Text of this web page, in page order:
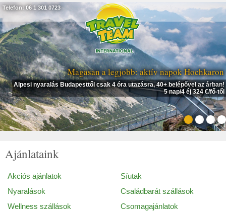
Magasan a legjobb: aktív napok Hochkaron
Alpesi nyaralás Budapesttől csak 4 óra utazásra, 40+ belépővel az árban!
5 nap/4 éj 324 €/fő-től
Telefon: 06 1 301 0723
Ajánlataink
Akciós ajánlatok
Síutak
Nyaralások
Családbarát szállások
Wellness szállások
Csomagajánlatok